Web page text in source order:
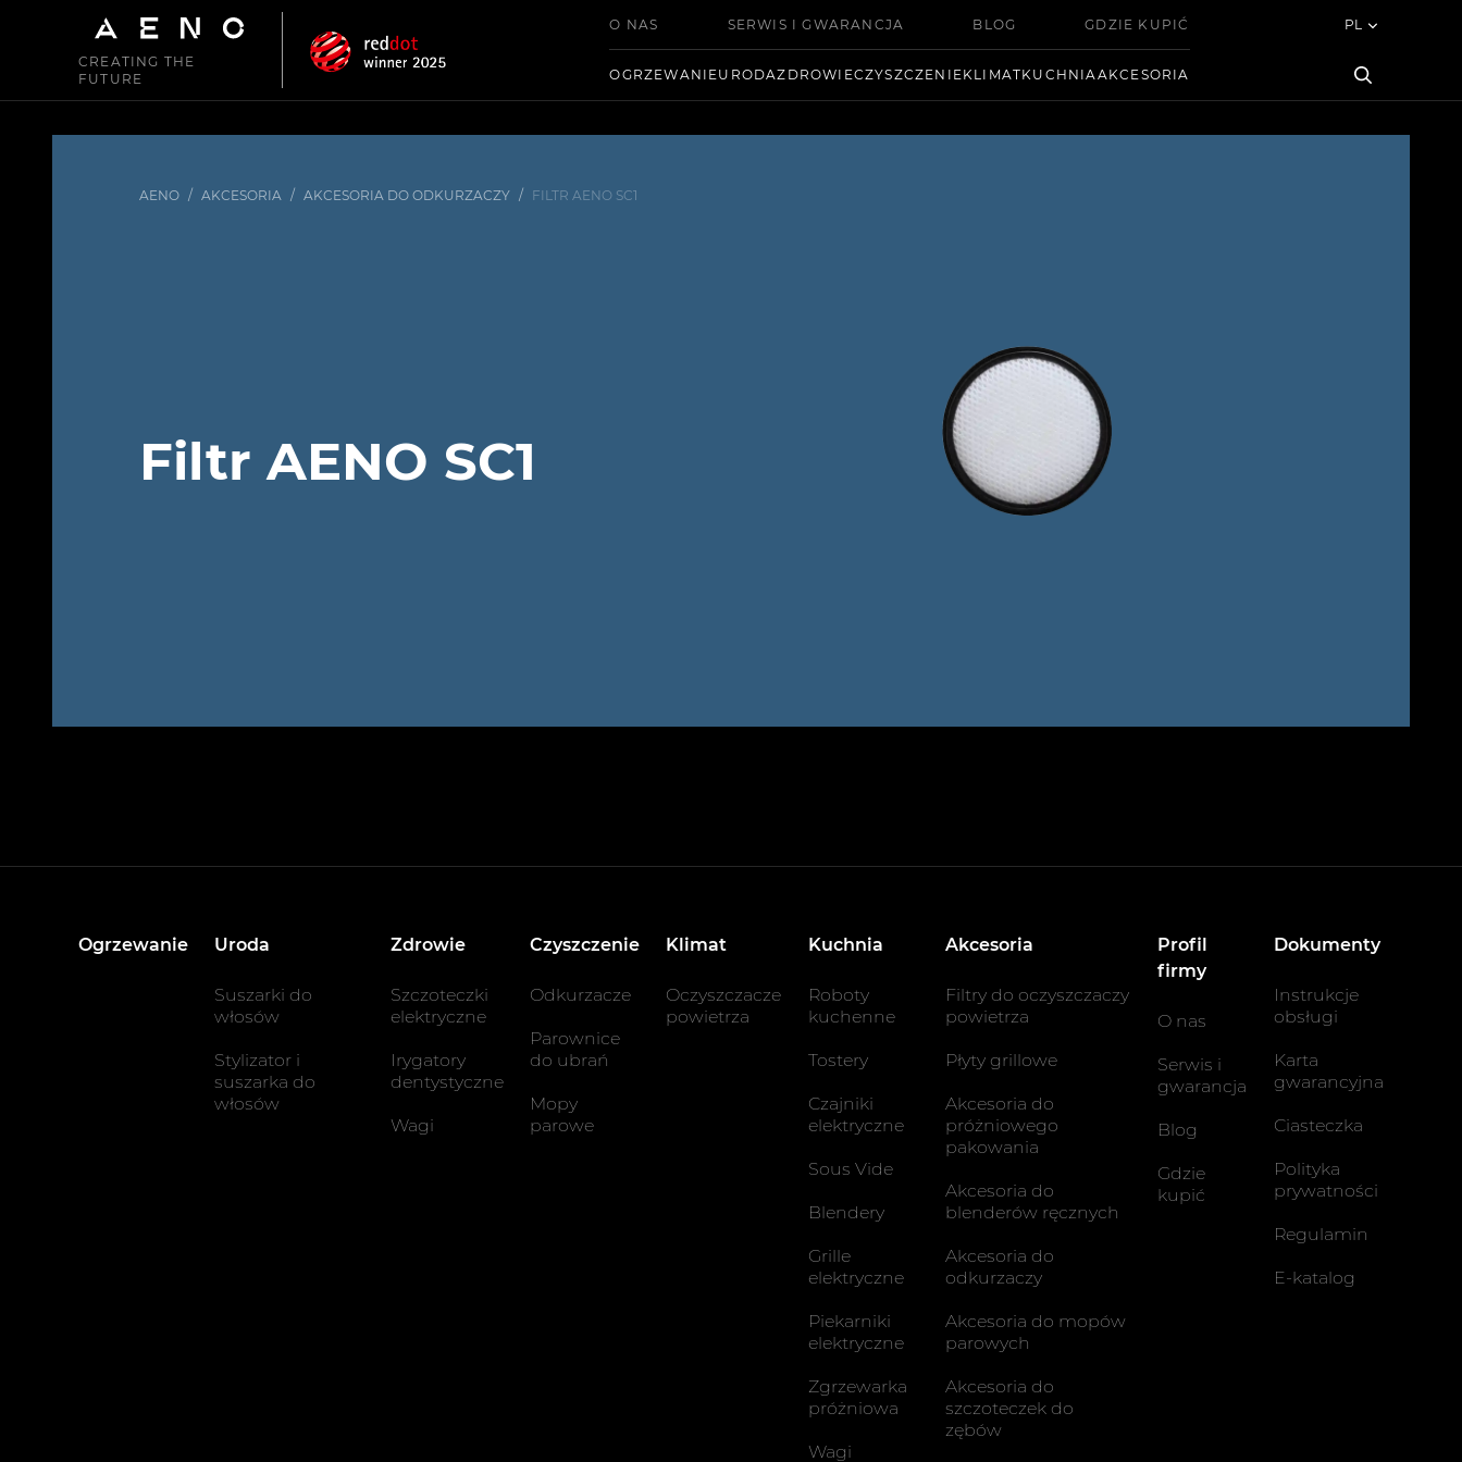
CREATING THE
FUTURE
O NAS SERWIS I GWARANCJA BLOG GDZIE KUPIĆ
OGRZEWANIEURODAZDROWIECZYSZCZENIEKLIMATKUCHNIAAKCESORIA
PL
AENO / AKCESORIA / AKCESORIA DO ODKURZACZY / FILTR AENO SC1
Filtr AENO SC1
Ogrzewanie Uroda
Suszarki do
włosów
Stylizator i
suszarka do
włosów
Zdrowie
Szczoteczki
elektryczne
Irygatory
dentystyczne
Wagi
Czyszczenie
Odkurzacze
Parownice
do ubrań
Mopy
parowe
Klimat
Oczyszczacze
powietrza
Kuchnia
Roboty
kuchenne
Tostery
Czajniki
elektryczne
Sous Vide
Blendery
Grille
elektryczne
Piekarniki
elektryczne
Zgrzewarka
próżniowa
Wagi
Akcesoria
Filtry do oczyszczaczy
powietrza
Płyty grillowe
Akcesoria do
próżniowego
pakowania
Akcesoria do
blenderów ręcznych
Akcesoria do
odkurzaczy
Akcesoria do mopów
parowych
Akcesoria do
szczoteczek do
zębów
Profil
firmy
O nas
Serwis i
gwarancja
Blog
Gdzie
kupić
Dokumenty
Instrukcje
obsługi
Karta
gwarancyjna
Ciasteczka
Polityka
prywatności
Regulamin
E-katalog